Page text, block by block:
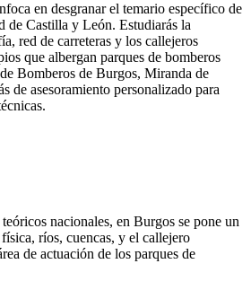
en desgranar el temario específico de
de Castilla y León. Estudiarás la
red de carreteras y los callejeros
que albergan parques de bomberos
Bomberos de Burgos, Miranda de
de asesoramiento personalizado para
nacionales, en Burgos se pone un
ríos, cuencas, y el callejero
de actuación de los parques de